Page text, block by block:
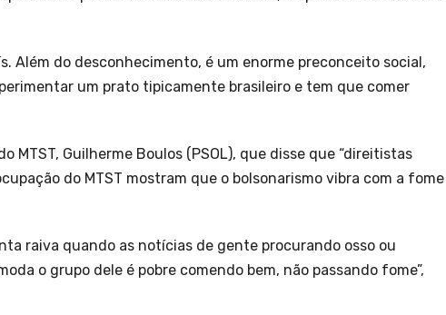
Além do desconhecimento, é um enorme preconceito social,
um prato tipicamente brasileiro e tem que comer
Guilherme Boulos (PSOL), que disse que “direitistas
do MTST mostram que o bolsonarismo vibra com a fome
raiva quando as notícias de gente procurando osso ou
o grupo dele é pobre comendo bem, não passando fome”,